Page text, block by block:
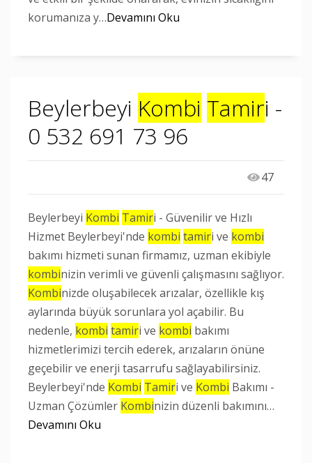
korumanıza y…Devamını Oku
Beylerbeyi Kombi Tamiri -
0 532 691 73 96
47
Beylerbeyi Kombi Tamiri - Güvenilir ve Hızlı
Hizmet Beylerbeyi'nde kombi tamiri ve kombi
bakımı hizmeti sunan firmamız, uzman ekibiyle
kombinizin verimli ve güvenli çalışmasını sağlıyor.
Kombinizde oluşabilecek arızalar, özellikle kış
aylarında büyük sorunlara yol açabilir. Bu
nedenle, kombi tamiri ve kombi bakımı
hizmetlerimizi tercih ederek, arızaların önüne
geçebilir ve enerji tasarrufu sağlayabilirsiniz.
Beylerbeyi'nde Kombi Tamiri ve Kombi Bakımı -
Uzman Çözümler Kombinizin düzenli bakımını…
Devamını Oku